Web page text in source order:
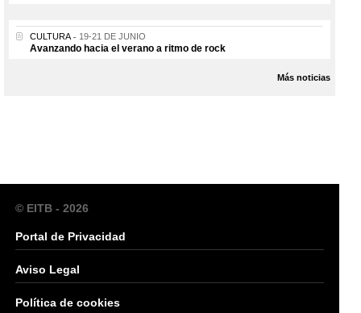
CULTURA 19-21 DE JUNIO
Avanzando hacia el verano a ritmo de rock
Más noticias
© EITB - 2026
Portal de Privacidad
Aviso Legal
Política de cookies